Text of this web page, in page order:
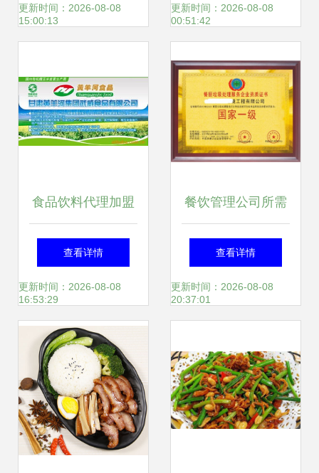
更新时间：2026-08-08
15:00:13
粉，何谈感悟人生
更新时间：2026-08-08
00:51:42
食品饮料代理加盟
指南 第53页聚焦餐
饮管理精髓
查看详情
更新时间：2026-08-08
16:53:29
餐饮管理公司所需
的企业资质与办理
要点
查看详情
更新时间：2026-08-08
20:37:01